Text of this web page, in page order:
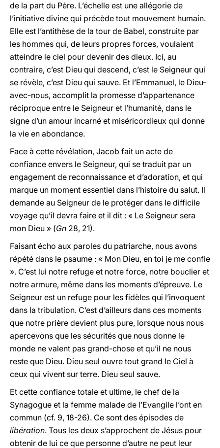
de la part du Père. L’échelle est une allégorie de
l’initiative divine qui précède tout mouvement humain.
Elle est l’antithèse de la tour de Babel, construite par
les hommes qui, de leurs propres forces, voulaient
atteindre le ciel pour devenir des dieux. Ici, au
contraire, c’est Dieu qui descend, c’est le Seigneur qui
se révèle, c’est Dieu qui sauve. Et l’Emmanuel, le Dieu-
avec-nous, accomplit la promesse d’appartenance
réciproque entre le Seigneur et l’humanité, dans le
signe d’un amour incarné et miséricordieux qui donne
la vie en abondance.
Face à cette révélation, Jacob fait un acte de
confiance envers le Seigneur, qui se traduit par un
engagement de reconnaissance et d’adoration, et qui
marque un moment essentiel dans l’histoire du salut. Il
demande au Seigneur de le protéger dans le difficile
voyage qu’il devra faire et il dit : « Le Seigneur sera
mon Dieu » (Gn 28, 21).
Faisant écho aux paroles du patriarche, nous avons
répété dans le psaume : « Mon Dieu, en toi je me confie
». C’est lui notre refuge et notre force, notre bouclier et
notre armure, même dans les moments d’épreuve. Le
Seigneur est un refuge pour les fidèles qui l’invoquent
dans la tribulation. C’est d’ailleurs dans ces moments
que notre prière devient plus pure, lorsque nous nous
apercevons que les sécurités que nous donne le
monde ne valent pas grand-chose et qu’il ne nous
reste que Dieu. Dieu seul ouvre tout grand le Ciel à
ceux qui vivent sur terre. Dieu seul sauve.
Et cette confiance totale et ultime, le chef de la
Synagogue et la femme malade de l’Evangile l’ont en
commun (cf. 9, 18-26). Ce sont des épisodes de
libération. Tous les deux s’approchent de Jésus pour
obtenir de lui ce que personne d’autre ne peut leur